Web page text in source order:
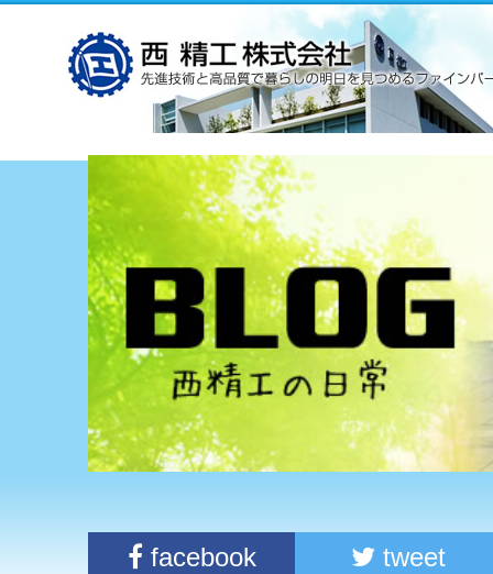
facebook tweet